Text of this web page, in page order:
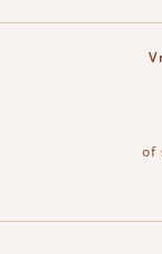
of